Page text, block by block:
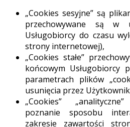
„Cookies sesyjne” są
przechowywane są w
Usługobiorcy do czasu
strony internetowej),
„Cookies stałe”
końcowym Usługobiorcy
parametrach plików
usunięcia przez
„Cookies”
poznanie sposobu
zakresie zawartości